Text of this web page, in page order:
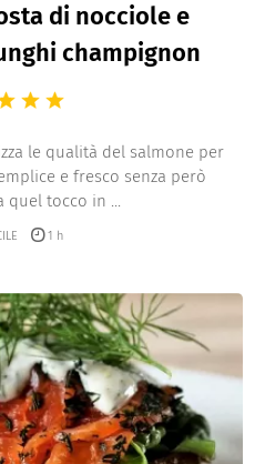
di nocciole e
champignon
le qualità del salmone per
e fresco senza però
quel tocco in ...
1 h